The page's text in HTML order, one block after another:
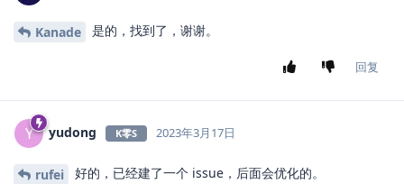
Kanade 是的，找到了，谢谢。
回复
Y yudong K零S 2023年3月17日
rufei 好的，已经建了一个 issue，后面会优化的。